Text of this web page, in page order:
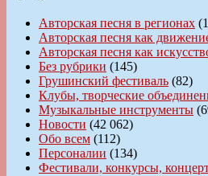
Авторская песня в регионах
Авторская песня как
Авторская песня как
Без рубрики (145)
Грушинский фестиваль (82)
Клубы, творческие
Музыкальные инструменты
Новости (42 062)
Обо всем (112)
Персоналии (134)
Фестивали, конкурсы,